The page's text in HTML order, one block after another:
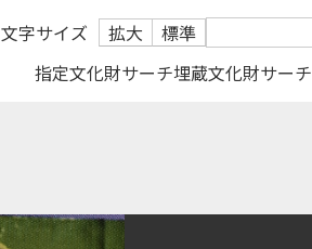
文字サイズ 拡大 標準
指定文化財サーチ埋蔵文化財サーチ